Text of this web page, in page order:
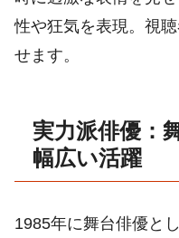
性や狂気を表現。視
せます。
実力派俳優：
幅広い活躍
1985年に舞台俳優と